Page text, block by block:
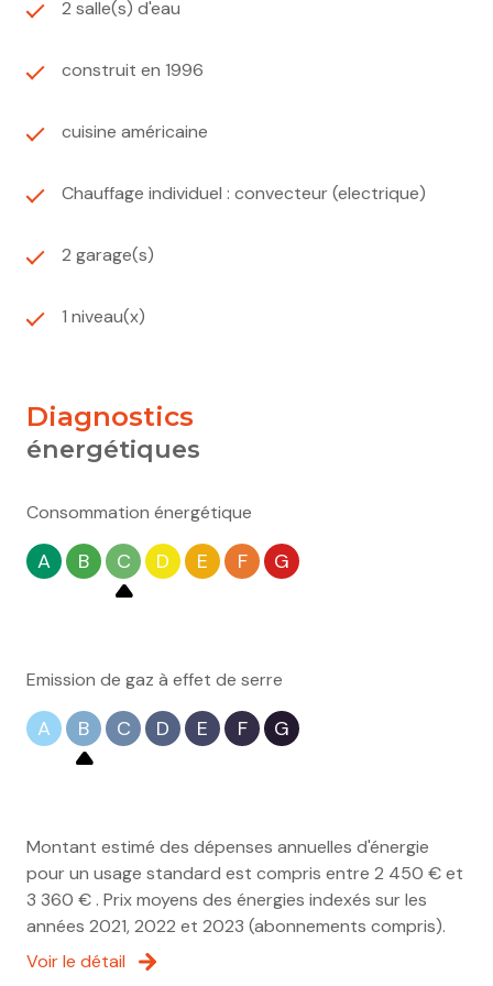
2 salle(s) d'eau
construit en 1996
cuisine américaine
Chauffage individuel : convecteur (electrique)
2 garage(s)
1 niveau(x)
diagnostics
énergétiques
Consommation énergétique
A B C D E F G
Emission de gaz à effet de serre
A B C D E F G
Montant estimé des dépenses annuelles d'énergie
pour un usage standard est compris entre 2 450 € et
3 360 € . Prix moyens des énergies indexés sur les
années 2021, 2022 et 2023 (abonnements compris).
Voir le détail